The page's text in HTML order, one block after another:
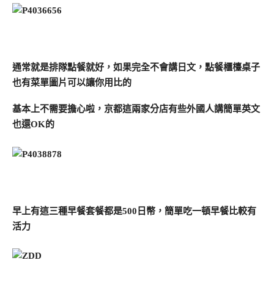
通常就是排隊點餐就好，如果完全不會講日文，點餐櫃檯桌子
也有菜單圖片可以讓你用比的
基本上不需要擔心啦，京都這兩家分店有些外國人講簡單英文
也還OK的
早上有這三種早餐套餐都是500日幣，簡單吃一頓早餐比較有
活力